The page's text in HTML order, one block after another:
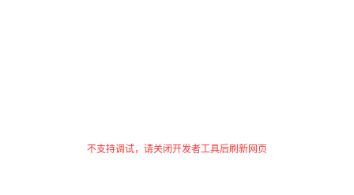
不支持调试，请关闭开发者工具后刷新网页